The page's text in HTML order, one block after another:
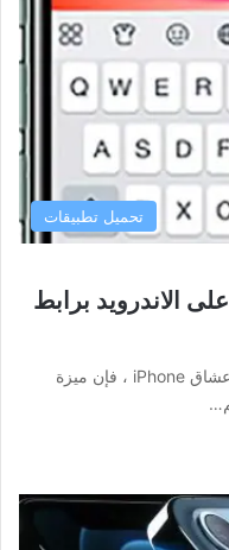
تحميل تطبيقات
رابط تحميل كيبورد ايفون 13 على الاندرويد برابط
رابط تحميل كيبورد ايفون 13 إذا كنت من عشاق iPhone ، فإن ميزة